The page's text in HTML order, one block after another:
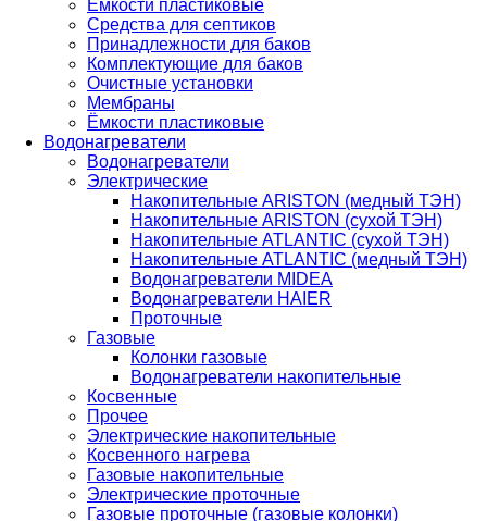
Емкости пластиковые
Средства для септиков
Принадлежности для баков
Комплектующие для баков
Очистные установки
Мембраны
Ёмкости пластиковые
Водонагреватели
Водонагреватели
Электрические
Накопительные ARISTON (медный ТЭН)
Накопительные ARISTON (сухой ТЭН)
Накопительные ATLANTIC (сухой ТЭН)
Накопительные ATLANTIC (медный ТЭН)
Водонагреватели MIDEA
Водонагреватели HAIER
Проточные
Газовые
Колонки газовые
Водонагреватели накопительные
Косвенные
Прочее
Электрические накопительные
Косвенного нагрева
Газовые накопительные
Электрические проточные
Газовые проточные (газовые колонки)